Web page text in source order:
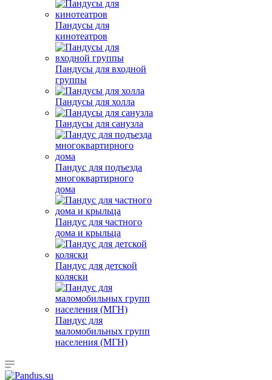
Пандусы для
кинотеатров
Пандусы для входной
группы
Пандусы для холла
Пандусы для санузла
Пандус для подъезда
многоквартирного
дома
Пандус для частного
дома и крыльца
Пандус для детской
коляски
Пандус для
маломобильных групп
населения (МГН)